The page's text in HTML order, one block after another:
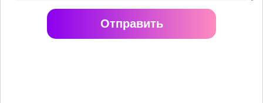
Отправить